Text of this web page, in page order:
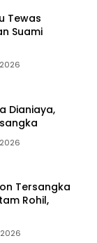
Tewas
Suami
Dianiaya,
Tersangka
Rohil,